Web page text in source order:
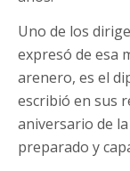
Uno de los
expresó de esa
arenero, es el
escribió en sus
aniversario de
preparado y